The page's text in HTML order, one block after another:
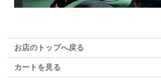
お店のトップへ戻る
カートを見る